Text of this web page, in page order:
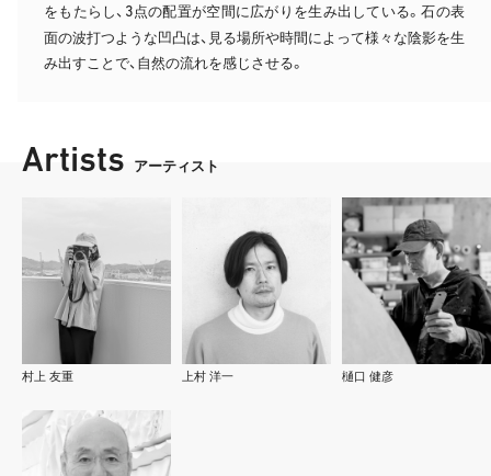
をもたらし、 3点の配置が空間に広がりを生み出している。石の表
面の波打つような凹凸は、見る場所や時間によって様々な陰影を生
み出すことで、自然の流れを感じさせる。
Artists アーティスト
村上 友重 上村 洋一 樋口 健彦